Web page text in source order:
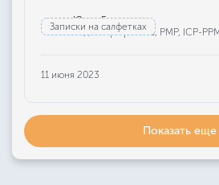
Записки на салфетках
Юлия Бажанова
Редактор проекта, РМР, ICP-
11 июня 2023
Показать еще